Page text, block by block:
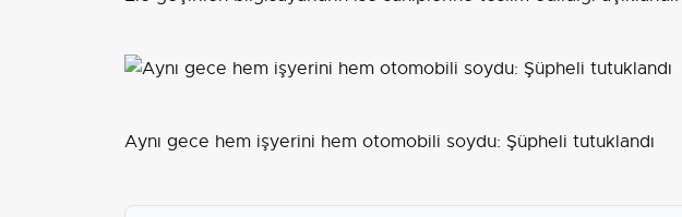
Aynı gece hem işyerini hem otomobili soydu: Şüpheli tutuklandı